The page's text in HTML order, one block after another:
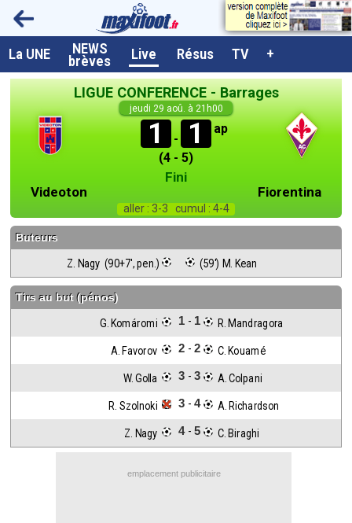
La UNE NEWS
brèves Live Résus TV +
LIGUE CONFERENCE - Barrages
jeudi 29 aoû. à 21h00
1 - 1
ap
(4 - 5)
Fini
Videoton
Fiorentina
aller : 3-3 cumul : 4-4
Buteurs
Z. Nagy  (90+7', pen.) (59') M. Kean
Tirs au but (pénos)
G. Komáromi 1 - 1 R. Mandragora
A. Favorov 2 - 2 C. Kouamé
W. Golla 3 - 3 A. Colpani
R. Szolnoki 3 - 4 A. Richardson
Z. Nagy 4 - 5 C. Biraghi
emplacement publicitaire
A la UNE
Dernières brèves
Live / Matchs en direct
Résultats et Classements
Programme TV foot
Vidéos
Sondages
Tableau transferts L1
Taille de la police
Paramètrages / Options
Contact / Signaler un bug
Recrutement Maxifoot